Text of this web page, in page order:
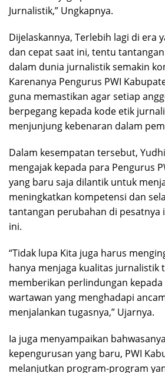
Jurnalistik,” Ungkapnya.
Dijelaskannya, Terlebih lagi di era
dan cepat saat ini, tentu
dalam dunia jurnalistik semakin
Karenanya Pengurus PWI
guna memastikan agar setiap
berpegang kepada kode etik
menjunjung kebenaran dalam
Dalam kesempatan tersebut,
mengajak kepada para Pengurus
yang baru saja dilantik untuk
meningkatkan kompetensi dan
tantangan perubahan di pesatnya
ini.
“Tidak lupa Kita juga harus
hanya menjaga kualitas jurnalistik
memberikan perlindungan kepada
wartawan yang menghadapi
menjalankan tugasnya,” Ujarnya.
Ia juga menyampaikan
kepengurusan yang baru, PWI
melanjutkan program-program